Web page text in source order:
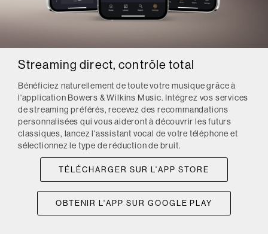
Streaming direct, contrôle total
Bénéficiez naturellement de toute votre musique grâce à
l'application Bowers & Wilkins Music. Intégrez vos services
de streaming préférés, recevez des recommandations
personnalisées qui vous aideront à découvrir les futurs
classiques, lancez l'assistant vocal de votre téléphone et
sélectionnez le type de réduction de bruit.
TÉLÉCHARGER SUR L'APP STORE
OBTENIR L'APP SUR GOOGLE PLAY